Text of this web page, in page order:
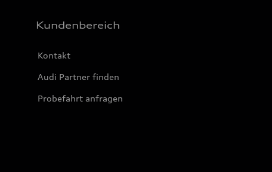
Kundenbereich
Kontakt
Audi Partner finden
Probefahrt anfragen